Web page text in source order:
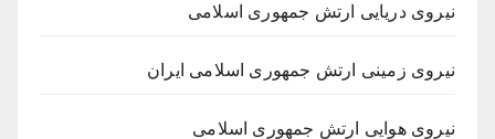
نیروی دریایی ارتش جمهوری اسلامی
نیروی زمینی ارتش جمهوری اسلامی ایران
نیروی هوایی ارتش جمهوری اسلامی